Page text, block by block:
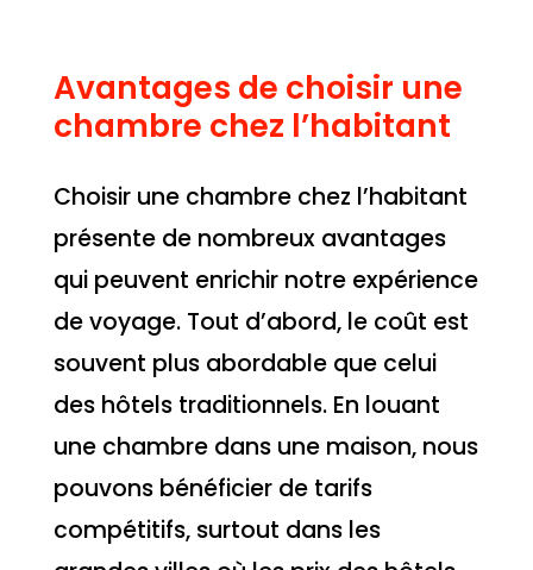
Avantages de choisir une
chambre chez l’habitant
Choisir une chambre chez l’habitant
présente de nombreux avantages
qui peuvent enrichir notre expérience
de voyage. Tout d’abord, le coût est
souvent plus abordable que celui
des hôtels traditionnels. En louant
une chambre dans une maison, nous
pouvons bénéficier de tarifs
compétitifs, surtout dans les